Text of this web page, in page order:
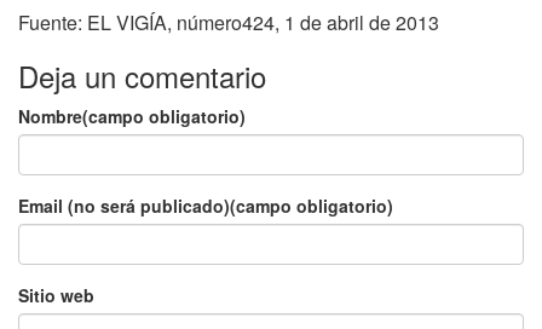
Fuente: EL VIGÍA, número424, 1 de abril de 2013
Deja un comentario
Nombre(campo obligatorio)
Email (no será publicado)(campo obligatorio)
Sitio web